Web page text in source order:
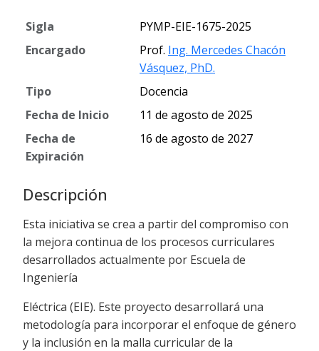
Sigla
PYMP-EIE-1675-2025
Encargado
Prof. Ing. Mercedes Chacón
Vásquez, PhD.
Tipo
Docencia
Fecha de Inicio
11 de agosto de 2025
Fecha de
Expiración
16 de agosto de 2027
Descripción
Esta iniciativa se crea a partir del compromiso con
la mejora continua de los procesos curriculares
desarrollados actualmente por Escuela de
Ingeniería
Eléctrica (EIE). Este proyecto desarrollará una
metodología para incorporar el enfoque de género
y la inclusión en la malla curricular de la